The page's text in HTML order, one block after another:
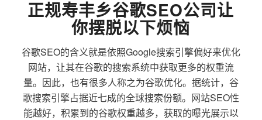
正规寿丰乡谷歌SEO公司让
你摆脱以下烦恼
谷歌SEO的含义就是依照Google搜索引擎偏好来优化
网站，让其在谷歌的搜索系统中获取更多的权重流
量。因此，也有很多人称之为谷歌优化。据统计，谷
歌搜索引擎占据近七成的全球搜索份额。网站SEO性
能越好，积累到的谷歌权重越多，获取的曝光展示以